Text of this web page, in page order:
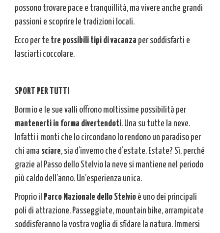
possono trovare pace e tranquillità, ma vivere anche grandi
passioni e scoprire le tradizioni locali.
Ecco per te tre possibili tipi di vacanza per soddisfarti e
lasciarti coccolare.
SPORT PER TUTTI
Bormio e le sue valli offrono moltissime possibilità per
mantenerti in forma divertendoti. Una su tutte la neve.
Infatti i monti che lo circondano lo rendono un paradiso per
chi ama sciare, sia d’inverno che d’estate. Estate? Sì, perché
grazie al Passo dello Stelvio la neve si mantiene nel periodo
più caldo dell’anno. Un’esperienza unica.
Proprio il Parco Nazionale dello Stelvio è uno dei principali
poli di attrazione. Passeggiate, mountain bike, arrampicate
soddisferanno la vostra voglia di sfidare la natura. Immersi